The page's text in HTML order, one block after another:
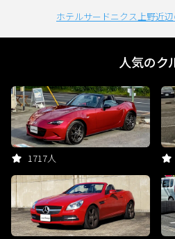
ホテルサードニクス上野近
人気のク
1717人